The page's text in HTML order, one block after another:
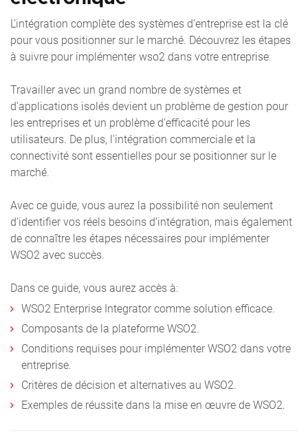
L’intégration complète des systèmes d’entreprise est la clé
pour vous positionner sur le marché. Découvrez les étapes
à suivre pour implémenter wso2 dans votre entreprise.
Travailler avec un grand nombre de systèmes et
d’applications isolés devient un problème de gestion pour
les entreprises et un problème d’efficacité pour les
utilisateurs. De plus, l’intégration commerciale et la
connectivité sont essentielles pour se positionner sur le
marché.
Avec ce guide, vous aurez la possibilité non seulement
d’identifier vos réels besoins d’intégration, mais également
de connaître les étapes nécessaires pour implémenter
WSO2 avec succès.
Dans ce guide, vous aurez accès à:
WSO2 Enterprise Integrator comme solution efficace.
Composants de la plateforme WSO2.
Conditions requises pour implémenter WSO2 dans votre
entreprise.
Critères de décision et alternatives au WSO2.
Exemples de réussite dans la mise en œuvre de WSO2.